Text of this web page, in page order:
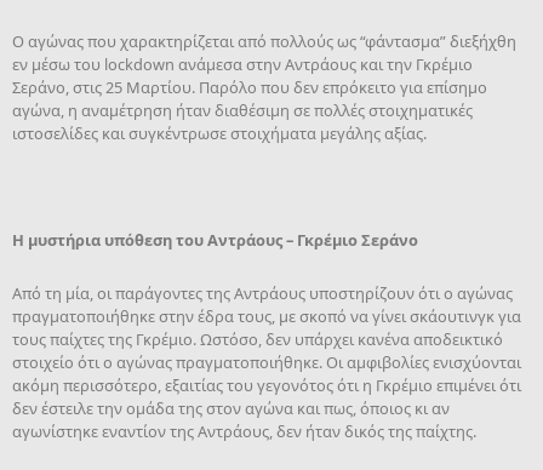
Ο αγώνας που χαρακτηρίζεται από πολλούς ως “φάντασμα” διεξήχθη
εν μέσω του lockdown ανάμεσα στην Αντράους και την Γκρέμιο
Σεράνο, στις 25 Μαρτίου. Παρόλο που δεν επρόκειτο για επίσημο
αγώνα, η αναμέτρηση ήταν διαθέσιμη σε πολλές στοιχηματικές
ιστοσελίδες και συγκέντρωσε στοιχήματα μεγάλης αξίας.
Η μυστήρια υπόθεση του Αντράους – Γκρέμιο Σεράνο
Από τη μία, οι παράγοντες της Αντράους υποστηρίζουν ότι ο αγώνας
πραγματοποιήθηκε στην έδρα τους, με σκοπό να γίνει σκάουτινγκ για
τους παίχτες της Γκρέμιο. Ωστόσο, δεν υπάρχει κανένα αποδεικτικό
στοιχείο ότι ο αγώνας πραγματοποιήθηκε. Οι αμφιβολίες ενισχύονται
ακόμη περισσότερο, εξαιτίας του γεγονότος ότι η Γκρέμιο επιμένει ότι
δεν έστειλε την ομάδα της στον αγώνα και πως, όποιος κι αν
αγωνίστηκε εναντίον της Αντράους, δεν ήταν δικός της παίχτης.